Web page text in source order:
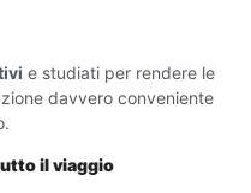
e studiati per rendere le
davvero conveniente
il viaggio